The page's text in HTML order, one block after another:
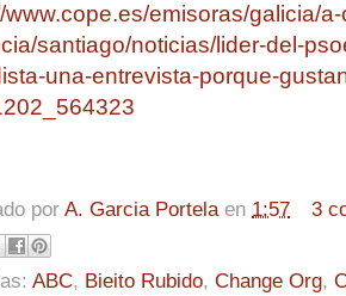
www.cope.es/emisoras/galicia/
santiago/noticias/lider-del-
una-entrevista-porque-
porA. Garcia Portela en 1:57 3
ABC, Bieito Rubido, Change Org,